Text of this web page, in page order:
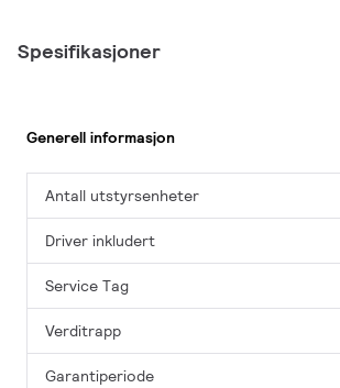
Spesifikasjoner
Generell informasjon
Antall utstyrsenheter
Driver inkludert
Service Tag
Verditrapp
Garantiperiode